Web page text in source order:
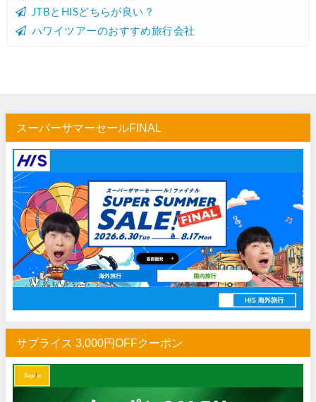
JTBとHISどちらが良い？
ハワイツアーのおすすめ旅行会社
スーパーサマーセールFINAL
サプライス 3,000円OFFクーポン